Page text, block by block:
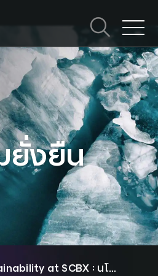
ยั่งยืน
Sustainability at SCBX : นโยบายความยั่งยืน